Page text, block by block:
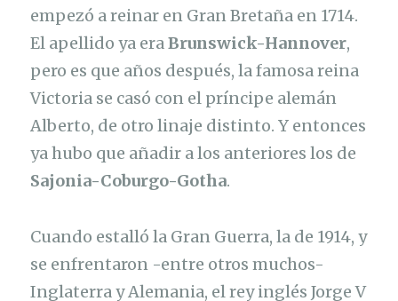
empezó a reinar en Gran Bretaña en 1714.
El apellido ya eraBrunswick-Hannover,
pero es que años después, la famosa reina
Victoria se casó con el príncipe alemán
Alberto, de otro linaje distinto. Y entonces
ya hubo que añadir a los anteriores los de
Sajonia-Coburgo-Gotha.
Cuando estalló la Gran Guerra, la de 1914, y
se enfrentaron -entre otros muchos-
Inglaterra y Alemania, el rey inglés Jorge V